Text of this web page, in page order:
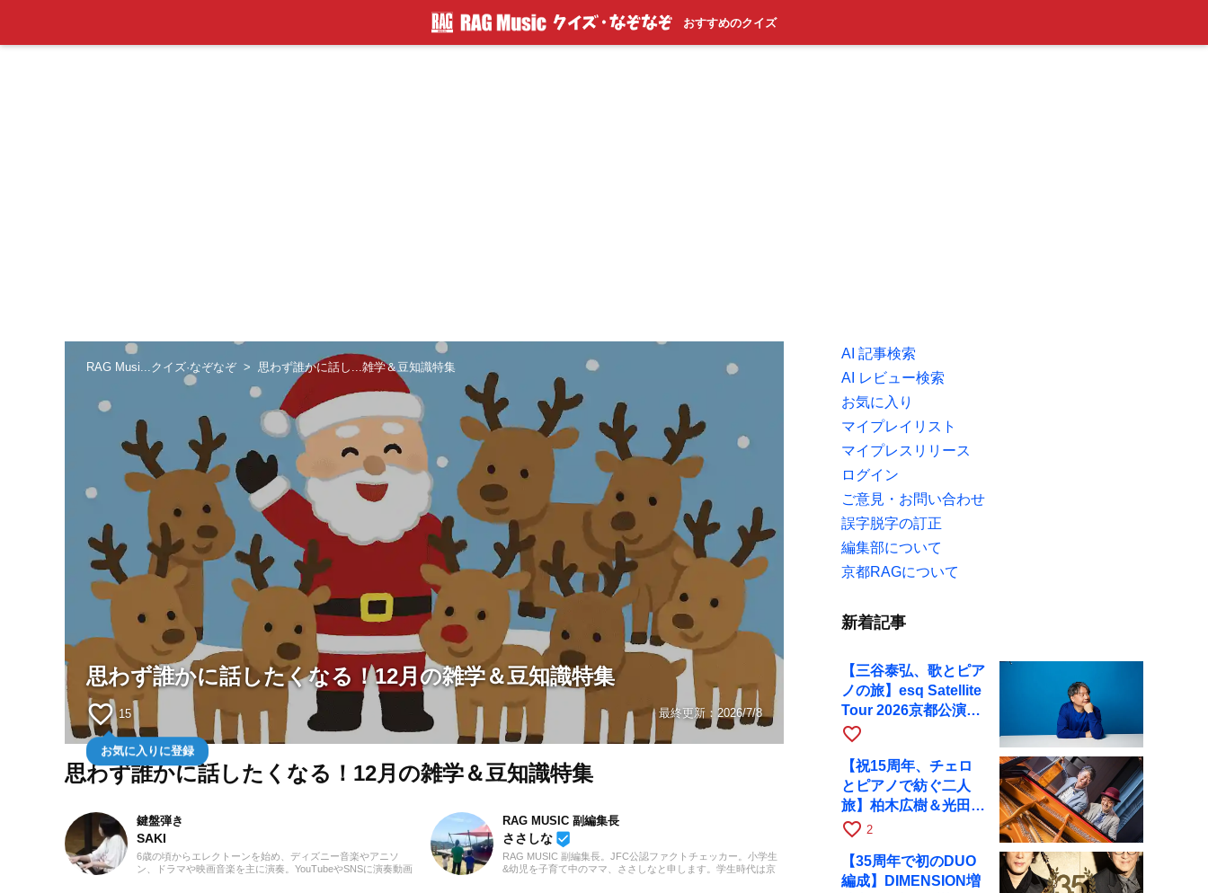
おすすめのクイズ
RAG Musi...クイズ·なぞなぞ 思わず誰かに話し...雑学＆豆知識特集
思わず誰かに話したくなる！12月の雑学＆豆知識特集
favorite_border 15
お気に入りに登録
最終更新： 2026/7/8
思わず誰かに話したくなる！12月の雑学＆豆知識特集
鍵盤弾き
SAKI
6歳の頃からエレクトーンを始め、ディズニー音楽やアニソ
ン、ドラマや映画音楽を主に演奏。YouTubeやSNSに演奏動画
RAG MUSIC 副編集長
ささしな beenhere
RAG MUSIC 副編集長。JFC公認ファクトチェッカー。小学生
&幼児を子育て中のママ、ささしなと申します。学生時代は京
AI 記事検索
AI レビュー検索
お気に入り
マイプレイリスト
マイプレスリリース
ログイン
ご意見・お問い合わせ
誤字脱字の訂正
編集部について
京都RAGについて
新着記事
【三谷泰弘、歌とピア
ノの旅】esq Satellite
Tour 2026京都公演を
10月に開催
favorite_border
【祝15周年、チェロ
とピアノで紡ぐ二人
旅】柏木広樹＆光田健
一が11月12日に京都
favorite_border 2
【35周年で初のDUO
編成】DIMENSION増